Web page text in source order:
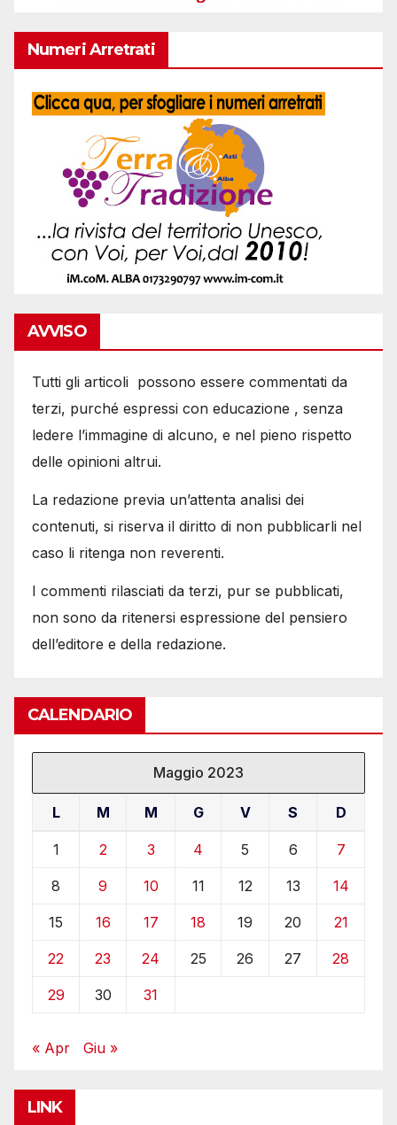
Numeri Arretrati
AVVISO
Tutti gli articoli possono essere commentati da
terzi, purché espressi con educazione , senza
ledere l’immagine di alcuno, e nel pieno rispetto
delle opinioni altrui.
La redazione previa un’attenta analisi dei
contenuti, si riserva il diritto di non pubblicarli nel
caso li ritenga non reverenti.
I commenti rilasciati da terzi, pur se pubblicati,
non sono da ritenersi espressione del pensiero
dell’editore e della redazione.
CALENDARIO
Maggio 2023
L M M G V S D
1 2 3 4 5 6 7
8 9 10 11 12 13 14
15 16 17 18 19 20 21
22 23 24 25 26 27 28
29 30 31
« Apr Giu »
LINK